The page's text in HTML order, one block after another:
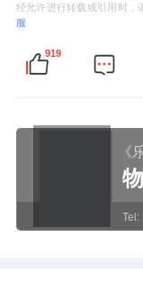
经允许进行转载或引用时，
服
919
《
Tel: